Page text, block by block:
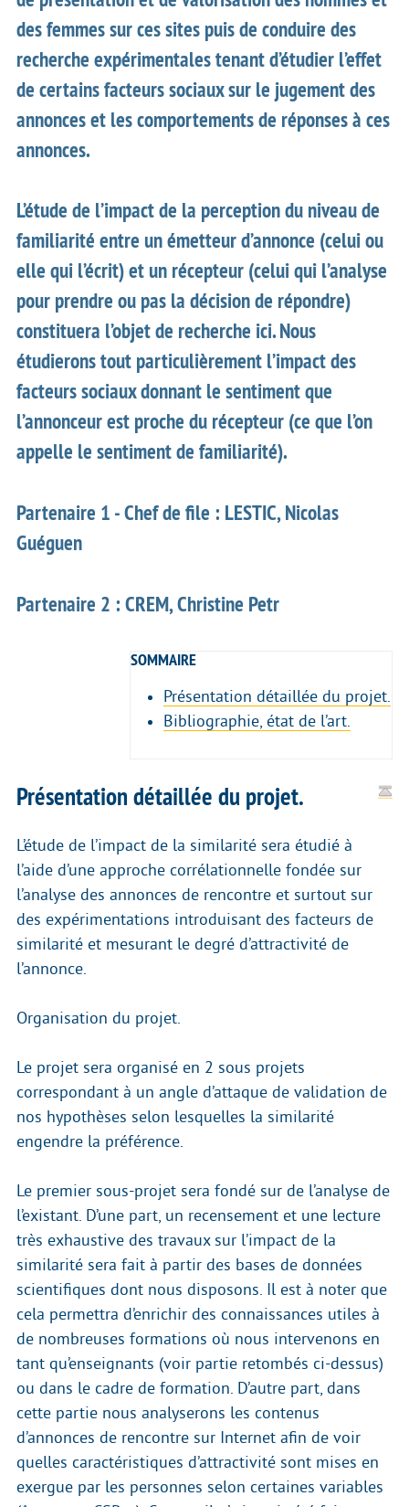
des femmes sur ces sites puis de conduire des
recherche expérimentales tenant d’étudier l’effet
de certains facteurs sociaux sur le jugement des
annonces et les comportements de réponses à ces
annonces.
L’étude de l’impact de la perception du niveau de
familiarité entre un émetteur d’annonce (celui ou
elle qui l’écrit) et un récepteur (celui qui l’analyse
pour prendre ou pas la décision de répondre)
constituera l’objet de recherche ici. Nous
étudierons tout particulièrement l’impact des
facteurs sociaux donnant le sentiment que
l’annonceur est proche du récepteur (ce que l’on
appelle le sentiment de familiarité).
Partenaire 1 - Chef de file : LESTIC, Nicolas
Guéguen
Partenaire 2 : CREM, Christine Petr
SOMMAIRE
Présentation détaillée du projet.
Bibliographie, état de l’art.
Présentation détaillée du projet.
L’étude de l’impact de la similarité sera étudié à
l’aide d’une approche corrélationnelle fondée sur
l’analyse des annonces de rencontre et surtout sur
des expérimentations introduisant des facteurs de
similarité et mesurant le degré d’attractivité de
l’annonce.
Organisation du projet.
Le projet sera organisé en 2 sous projets
correspondant à un angle d’attaque de validation de
nos hypothèses selon lesquelles la similarité
engendre la préférence.
Le premier sous-projet sera fondé sur de l’analyse de
l’existant. D’une part, un recensement et une lecture
très exhaustive des travaux sur l’impact de la
similarité sera fait à partir des bases de données
scientifiques dont nous disposons. Il est à noter que
cela permettra d’enrichir des connaissances utiles à
de nombreuses formations où nous intervenons en
tant qu’enseignants (voir partie retombés ci-dessus)
ou dans le cadre de formation. D’autre part, dans
cette partie nous analyserons les contenus
d’annonces de rencontre sur Internet afin de voir
quelles caractéristiques d’attractivité sont mises en
exergue par les personnes selon certaines variables